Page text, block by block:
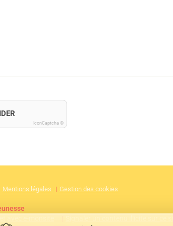
IconCaptcha ©
Mentions légales Gestion des cookies